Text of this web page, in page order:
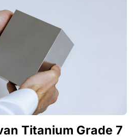
Titanium Grade 7